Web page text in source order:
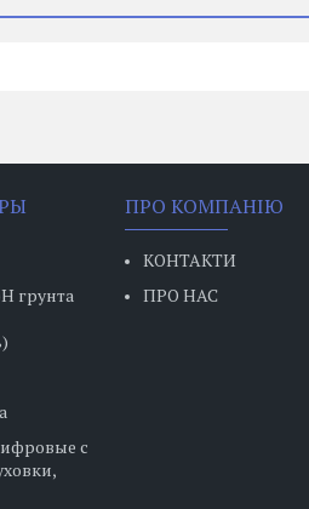
грунта
с
ПРО КОМПАНІЮ
КОНТАКТИ
ПРО НАС